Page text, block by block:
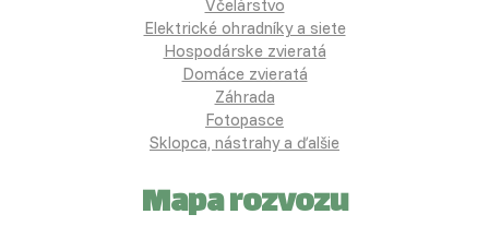
Včelárstvo
Elektrické ohradníky a siete
Hospodárske zvieratá
Domáce zvieratá
Záhrada
Fotopasce
Sklopca, nástrahy a ďalšie
Mapa rozvozu